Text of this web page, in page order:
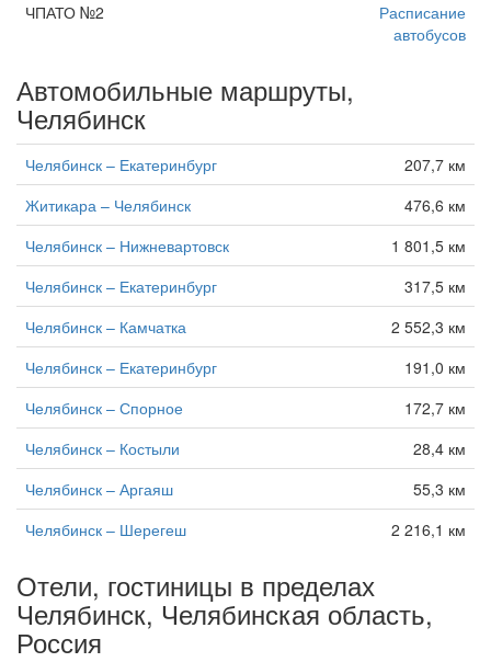
ЧПАТО №2
Расписание
автобусов
Автомобильные маршруты,
Челябинск
Челябинск – Екатеринбург
207,7 км
Житикара – Челябинск
476,6 км
Челябинск – Нижневартовск
1 801,5 км
Челябинск – Екатеринбург
317,5 км
Челябинск – Камчатка
2 552,3 км
Челябинск – Екатеринбург
191,0 км
Челябинск – Спорное
172,7 км
Челябинск – Костыли
28,4 км
Челябинск – Аргаяш
55,3 км
Челябинск – Шерегеш
2 216,1 км
Отели, гостиницы в пределах
Челябинск, Челябинская область,
Россия